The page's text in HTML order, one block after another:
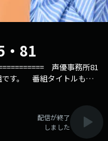
・81
声優事務所81
です。 番組タイトルも
れぞれ取って「5(ゴー)・
さまへの重要なお願いで
ます。 そのために、皆様
日数が経って、採用させて
配信が終了
しました